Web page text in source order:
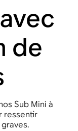
de
Sub Mini à
ressentir